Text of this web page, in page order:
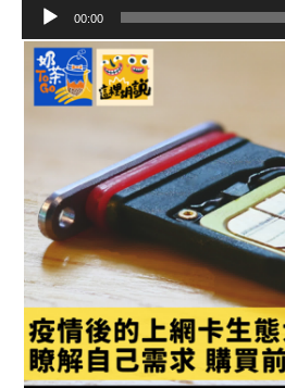
播
器
00:00